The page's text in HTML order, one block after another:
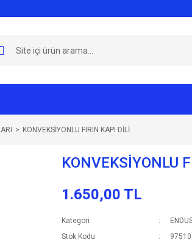
KONVEKSİYONLU FIRIN KAPI DİLİ
KONVEKSİYONLU
1.650,00 TL
Kategori
Stok Kodu